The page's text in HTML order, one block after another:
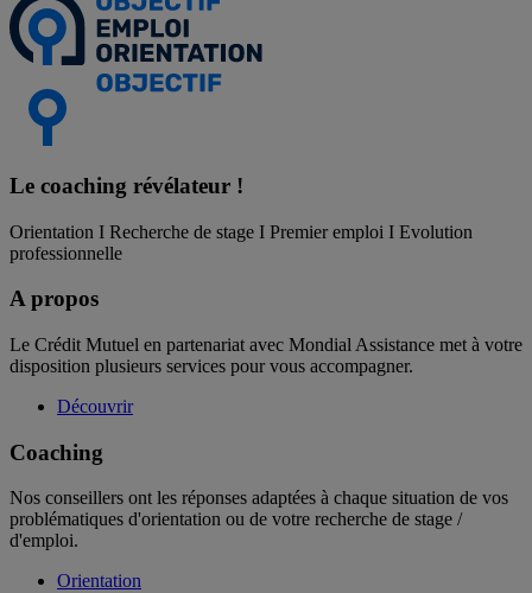
Le coaching révélateur !
Orientation I Recherche de stage I Premier emploi I Evolution
professionnelle
A propos
Le Crédit Mutuel en partenariat avec Mondial Assistance met à votre
disposition plusieurs services pour vous accompagner.
Découvrir
Coaching
Nos conseillers ont les réponses adaptées à chaque situation de vos
problématiques d'orientation ou de votre recherche de stage /
d'emploi.
Orientation